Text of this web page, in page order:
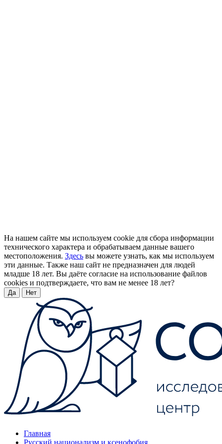
На нашем сайте мы используем cookie для сбора информации
технического характера и обрабатываем данные вашего
местоположения. Здесь вы можете узнать, как мы используем
эти данные. Также наш сайт не предназначен для людей
младше 18 лет. Вы даёте согласие на использование файлов
cookies и подтверждаете, что вам не менее 18 лет?
Да Нет
Главная